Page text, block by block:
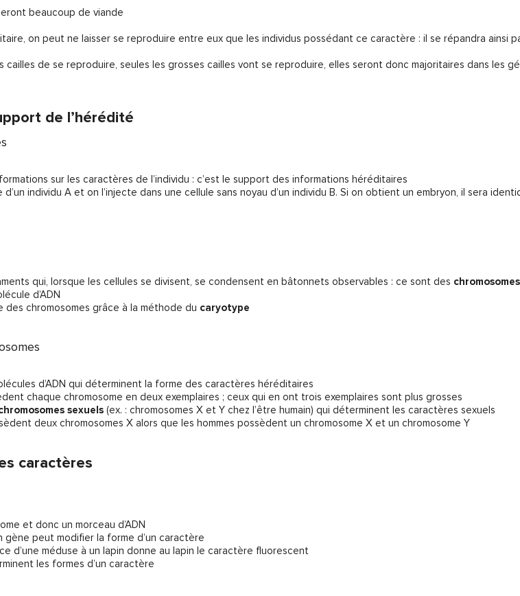
beaucoup de viande
on peut ne laisser se reproduire entre eux que les individus possédant ce caractère : il se répandra ainsi
cailles de se reproduire, seules les grosses cailles vont se reproduire, elles seront donc majoritaires dans les
de l’hérédité
sur les caractères de l’individu : c’est le support des informations héréditaires
individu A et on l’injecte dans une cellule sans noyau d’un individu B. Si on obtient un embryon, il sera
qui, lorsque les cellules se divisent, se condensent en bâtonnets observables : ce sont des chromosomes
d’ADN
chromosomes grâce à la méthode du caryotype
d’ADN qui déterminent la forme des caractères héréditaires
chaque chromosome en deux exemplaires ; ceux qui en ont trois exemplaires sont plus grosses
sexuels (ex. : chromosomes X et Y chez l’être humain) qui déterminent les caractères sexuels
deux chromosomes X alors que les hommes possèdent un chromosome X et un chromosome Y
caractères
et donc un morceau d’ADN
gène peut modifier la forme d’un caractère
d’une méduse à un lapin donne au lapin le caractère fluorescent
les formes d’un caractère